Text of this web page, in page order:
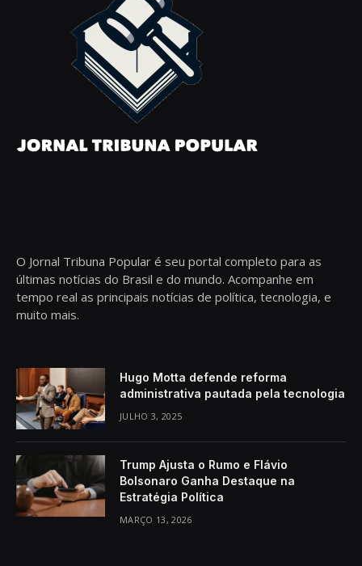
O Jornal Tribuna Popular é seu portal completo para as
últimas notícias do Brasil e do mundo. Acompanhe em
tempo real as principais notícias de política, tecnologia, e
muito mais.
Hugo Motta defende reforma
administrativa pautada pela tecnologia
JULHO 3, 2025
Trump Ajusta o Rumo e Flávio
Bolsonaro Ganha Destaque na
Estratégia Política
MARÇO 13, 2026